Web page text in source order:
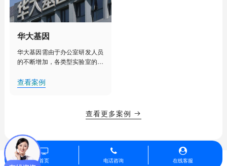
华大基因
华大基因需由于办公室研发人员
的不断增加，各类型实验室的建
其对办公室、实验室、实验室设
备更加细致化管理的需求。需要
化、智能化管理，提升办公效
率，降低用电能耗，创造舒适的
查看案例
查看更多案例 
首页 电话咨询 在线客服